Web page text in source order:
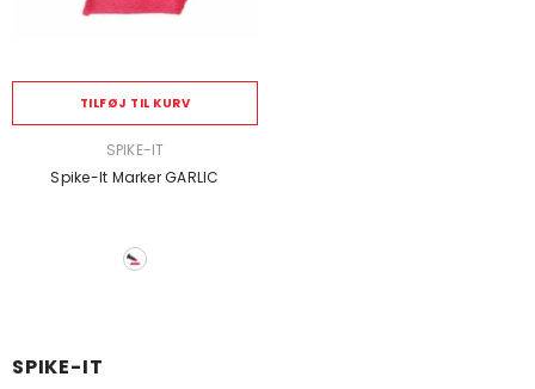
TILFØJ TIL KURV
SPIKE-IT
Spike-It Marker GARLIC
SPIKE-IT